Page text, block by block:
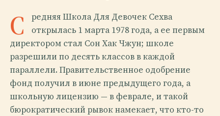
С
редняя Школа Для Девочек Сехва
открылась 1 марта 1978 года, а ее первым
директором стал Сон Хак Чжун; школе
разрешили по десять классов в каждой
параллели. Правительственное одобрение
фонд получил в июне предыдущего года, а
школьную лицензию — в феврале, и такой
бюрократический рывок намекает, что кто-то